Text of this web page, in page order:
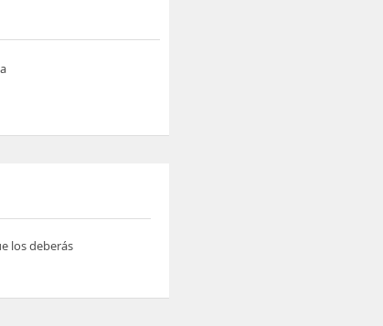
los deberás